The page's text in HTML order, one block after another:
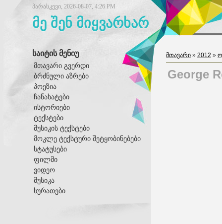
პარასკევი, 2026-08-07, 4:26 PM
მე შენ მიყვარხარ
საიტის მენიუ
მთავარი გვერდი
ბრძნული აზრები
პოეზია
ჩანახატები
ისტორიები
ტექსტები
მუსიკის ტექსტები
მოკლე ტექსტური შეტყობინებები
სტატუსები
ფილმი
ვიდეო
მუსიკა
სურათები
მთავარი » 2012 »
George